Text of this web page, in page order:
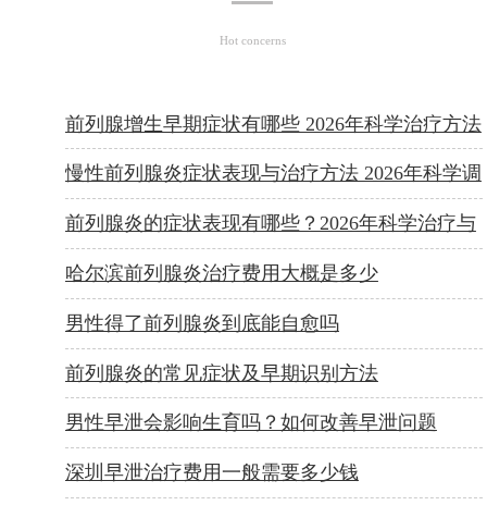
Hot concerns
前列腺增生早期症状有哪些 2026年科学治疗方法
全解析
慢性前列腺炎症状表现与治疗方法 2026年科学调
理全攻略
前列腺炎的症状表现有哪些？2026年科学治疗与
日常预防方法
哈尔滨前列腺炎治疗费用大概是多少
男性得了前列腺炎到底能自愈吗
前列腺炎的常见症状及早期识别方法
男性早泄会影响生育吗？如何改善早泄问题
深圳早泄治疗费用一般需要多少钱